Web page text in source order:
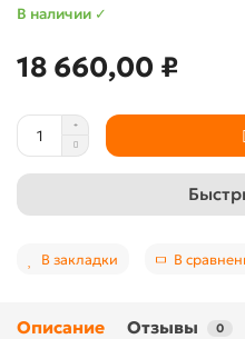
В наличии ✓
18 660,00 ₽
В закладки В
Описание Отзывы 0